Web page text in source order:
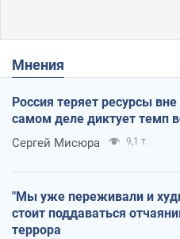
Мнения
Россия теряет ресурсы
самом деле диктует темп
Сергей Мисюра 9,1 т.
"Мы уже переживали и
стоит поддаваться
террора